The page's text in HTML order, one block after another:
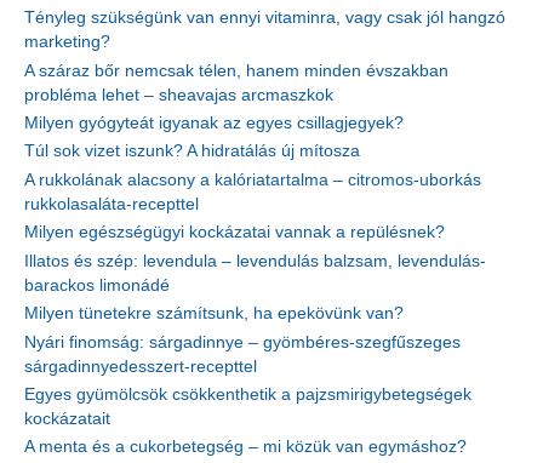
Tényleg szükségünk van ennyi vitaminra, vagy csak jól hangzó
marketing?
A száraz bőr nemcsak télen, hanem minden évszakban
probléma lehet – sheavajas arcmaszkok
Milyen gyógyteát igyanak az egyes csillagjegyek?
Túl sok vizet iszunk? A hidratálás új mítosza
A rukkolának alacsony a kalóriatartalma – citromos-uborkás
rukkolasaláta-recepttel
Milyen egészségügyi kockázatai vannak a repülésnek?
Illatos és szép: levendula – levendulás balzsam, levendulás-
barackos limonádé
Milyen tünetekre számítsunk, ha epekövünk van?
Nyári finomság: sárgadinnye – gyömbéres-szegfűszeges
sárgadinnyedesszert-recepttel
Egyes gyümölcsök csökkenthetik a pajzsmirigybetegségek
kockázatait
A menta és a cukorbetegség – mi közük van egymáshoz?